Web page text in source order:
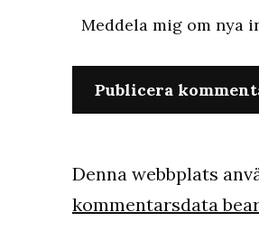
Meddela mig om nya
Denna webbplats
kommentarsdata